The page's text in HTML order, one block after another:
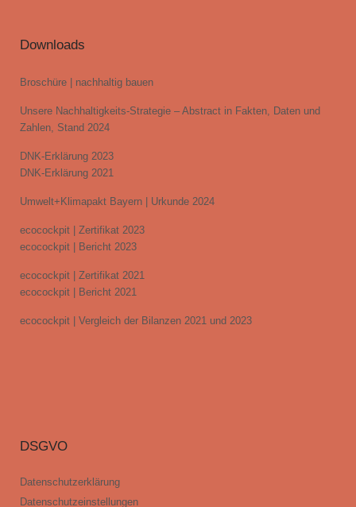
Downloads
Broschüre | nachhaltig bauen
Unsere Nachhaltigkeits-Strategie – Abstract in Fakten, Daten und
Zahlen, Stand 2024
DNK-Erklärung 2023
DNK-Erklärung 2021
Umwelt+Klimapakt Bayern | Urkunde 2024
ecocockpit | Zertifikat 2023
ecocockpit | Bericht 2023
ecocockpit | Zertifikat 2021
ecocockpit | Bericht 2021
ecocockpit | Vergleich der Bilanzen 2021 und 2023
DSGVO
Datenschutzerklärung
Datenschutzeinstellungen